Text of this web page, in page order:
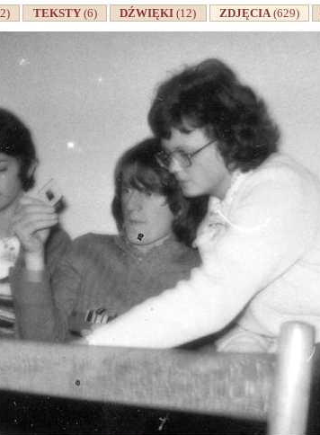
TEKSTY (6) DŹWIĘKI(12) ZDJĘCIA(629)